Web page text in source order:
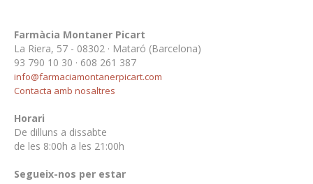
Farmàcia Montaner Picart
La Riera, 57 - 08302 · Mataró (Barcelona)
93 790 10 30 · 608 261 387
info@farmaciamontanerpicart.com
Contacta amb nosaltres
Horari
De dilluns a dissabte
de les 8:00h a les 21:00h
Segueix-nos per estar